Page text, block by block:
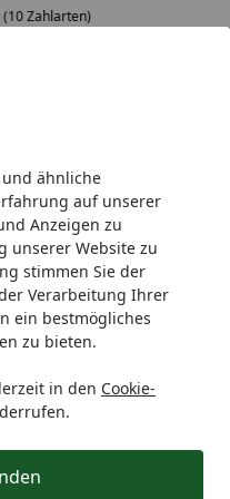
und ähnliche
auf unserer
Anzeigen zu
unserer Website zu
stimmen Sie der
Verarbeitung Ihrer
ein bestmögliches
zu bieten.
in den Cookie-
(10 Zahlarten)
TraumGarten
Board Keramik